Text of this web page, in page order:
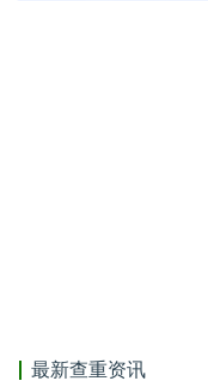
最新查重资讯